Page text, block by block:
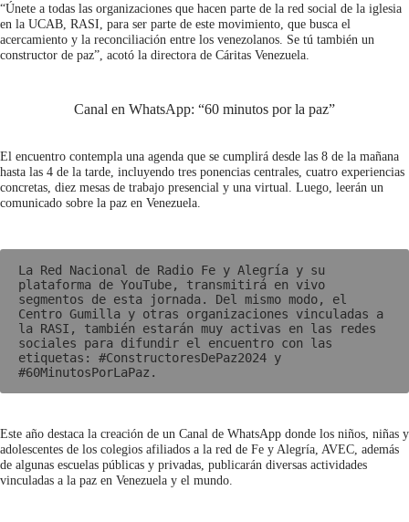
“Únete a todas las organizaciones que hacen parte de la red social de la iglesia
en la UCAB, RASI, para ser parte de este movimiento, que busca el
acercamiento y la reconciliación entre los venezolanos. Se tú también un
constructor de paz”, acotó la directora de Cáritas Venezuela.
Canal en WhatsApp: “60 minutos por la paz”
El encuentro contempla una agenda que se cumplirá desde las 8 de la mañana
hasta las 4 de la tarde, incluyendo tres ponencias centrales, cuatro experiencias
concretas, diez mesas de trabajo presencial y una virtual. Luego, leerán un
comunicado sobre la paz en Venezuela.
La Red Nacional de Radio Fe y Alegría y su
plataforma de YouTube, transmitirá en vivo
segmentos de esta jornada. Del mismo modo, el
Centro Gumilla y otras organizaciones vinculadas a
la RASI, también estarán muy activas en las redes
sociales para difundir el encuentro con las
etiquetas: #ConstructoresDePaz2024 y
#60MinutosPorLaPaz.
Este año destaca la creación de un Canal de WhatsApp donde los niños, niñas y
adolescentes de los colegios afiliados a la red de Fe y Alegría, AVEC, además
de algunas escuelas públicas y privadas, publicarán diversas actividades
vinculadas a la paz en Venezuela y el mundo.